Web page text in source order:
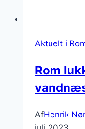
Aktuelt i
Rom
AfHenrik